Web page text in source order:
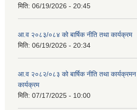
मिति: 06/19/2026 - 20:45
आ.व २०८३/०८४ को बार्षिक नीति तथा कार्यक्रम
मिति: 06/19/2026 - 20:34
आ.व २०८२/०८३ को बार्षिक नीति तथा
कार्यक्रम
मिति: 07/17/2025 - 10:00